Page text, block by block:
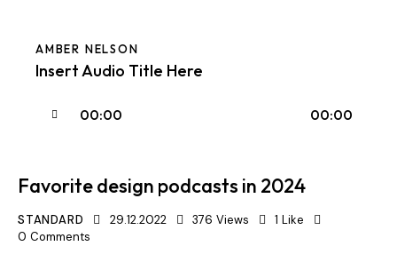
AMBER NELSON
Insert Audio Title Here
00:00 00:00
Favorite design podcasts in 2024
STANDARD 29.12.2022 376 Views 1 Like
0 Comments